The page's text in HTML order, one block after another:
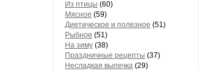
Из птицы (60)
Мясное (59)
Диетическое и полезное (51)
Рыбное (51)
На зиму (38)
Праздничные рецепты (37)
Несладкая выпечка (29)